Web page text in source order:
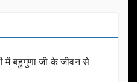
में बहुगुणा जी के जीवन से